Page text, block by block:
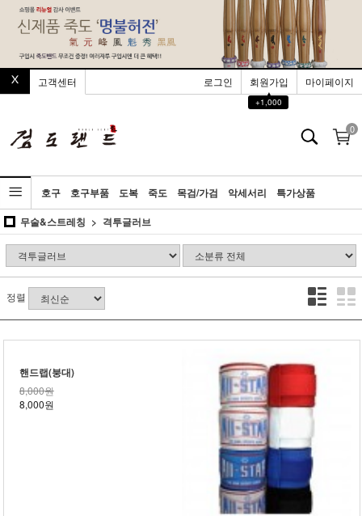
고객센터 로그인 회원가입
▲
+1,000
마이페이지
0
호구 호구부품 도복 죽도 목검/가검 악세서리
특가상품
무술&스트레칭
격투글러브
정렬
핸드랩(붕대)
8,000원
8,000원